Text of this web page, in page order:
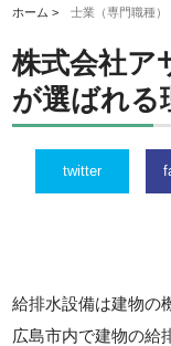
ホーム >士業（専門職種）
株式会社ア
が選ばれる
twitter
給排水設備は建物の
広島市内で建物の給